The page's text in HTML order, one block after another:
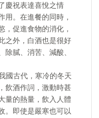
慶祝表達喜悅之情
用。在進餐的同時，
，促進食物的消化，
之外，白酒也是很好
除膩、消苦、減酸、
國古代，寒冷的冬天
飲酒作詞，激動時甚
量的熱量，飲入人體
。即使是嚴寒也可以